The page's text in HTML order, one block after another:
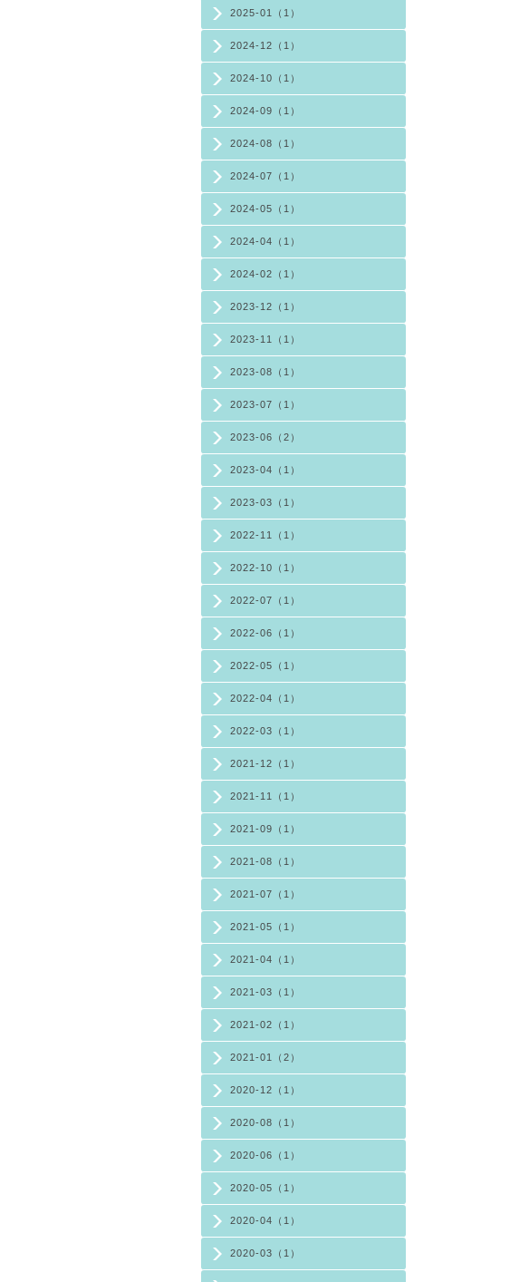
2025-01（1）
2024-12（1）
2024-10（1）
2024-09（1）
2024-08（1）
2024-07（1）
2024-05（1）
2024-04（1）
2024-02（1）
2023-12（1）
2023-11（1）
2023-08（1）
2023-07（1）
2023-06（2）
2023-04（1）
2023-03（1）
2022-11（1）
2022-10（1）
2022-07（1）
2022-06（1）
2022-05（1）
2022-04（1）
2022-03（1）
2021-12（1）
2021-11（1）
2021-09（1）
2021-08（1）
2021-07（1）
2021-05（1）
2021-04（1）
2021-03（1）
2021-02（1）
2021-01（2）
2020-12（1）
2020-08（1）
2020-06（1）
2020-05（1）
2020-04（1）
2020-03（1）